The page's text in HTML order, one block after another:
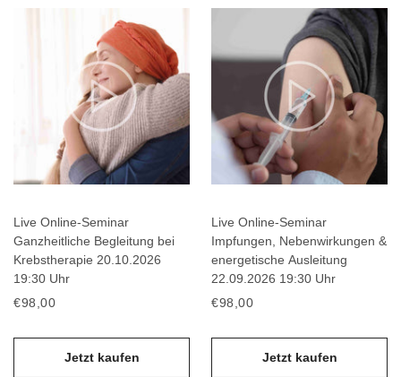
Live Online-Seminar
Ganzheitliche Begleitung bei
Krebstherapie 20.10.2026
19:30 Uhr
€98,00
Jetzt kaufen
Live Online-Seminar
Impfungen, Nebenwirkungen &
energetische Ausleitung
22.09.2026 19:30 Uhr
€98,00
Jetzt kaufen